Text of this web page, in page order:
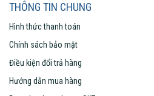
THÔNG TIN CHUNG
Hình thức thanh toán
Chính sách bảo mật
Điều kiện đổi trả hàng
Hướng dẫn mua hàng